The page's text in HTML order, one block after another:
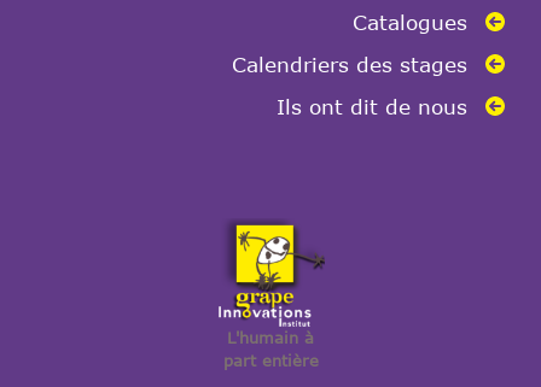
Catalogues
Calendriers des stages
Ils ont dit de nous
L'humain à
part entière